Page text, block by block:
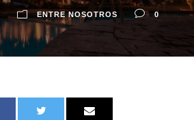
ENTRE NOSOTROS 0